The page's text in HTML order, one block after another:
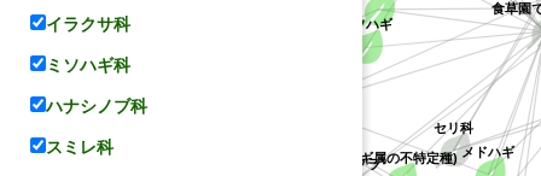
メドハギ
セリ科
ミソハギ
シバザクラ
(ハギ属の不特定種)
食草園
イラクサ科
ミソハギ科
ハナシノブ科
スミレ科